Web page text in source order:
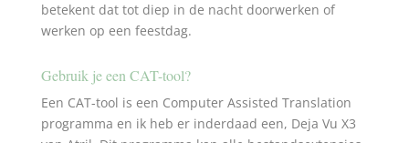
betekent dat tot diep in de nacht doorwerken of
werken op een feestdag.
Gebruik je een CAT-tool?
Een CAT-tool is een Computer Assisted Translation
programma en ik heb er inderdaad een, Deja Vu X3